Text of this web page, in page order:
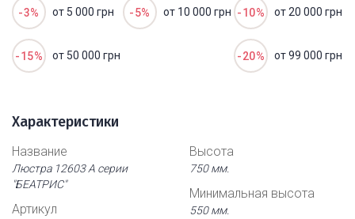
-3% от 5 000 грн -5% от 10 000 грн -10% от 20 000 грн
-15% от 50 000 грн -20% от 99 000 грн
Характеристики
Название
Люстра 12603 А серии
"БЕАТРИС"
Артикул
Высота
750 мм.
Минимальная высота
550 мм.